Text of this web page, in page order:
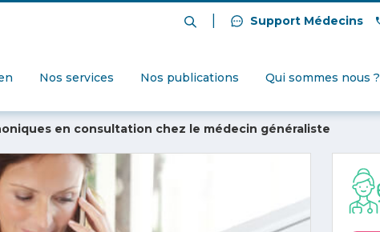
Support Médecins
Nos services Nos publications Qui sommes nous ?
en consultation chez le médecin généraliste